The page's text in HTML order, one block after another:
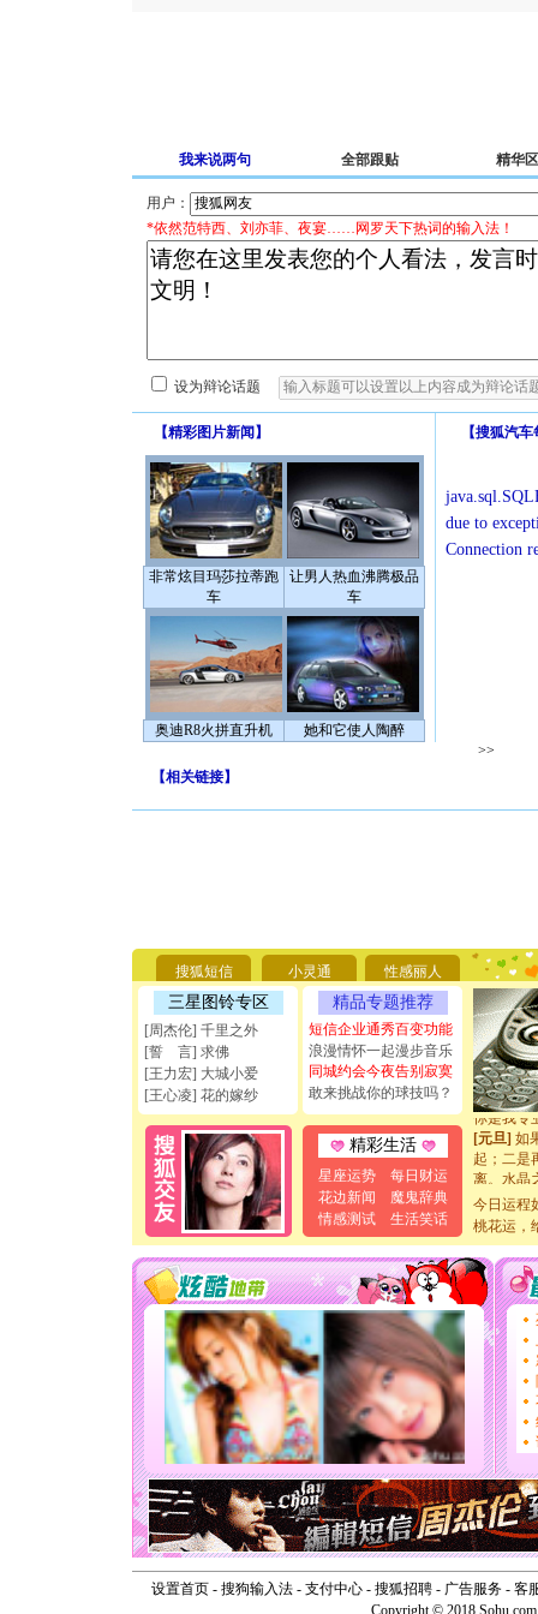
我来说两句 全部跟贴 精华区
用户：
*依然范特西、刘亦菲、夜宴……网罗天下热词的输入法！
设为辩论话题
【精彩图片新闻 】
非常炫目玛莎拉蒂跑
车
让男人热血沸腾极品
车
奥迪R8火拼直升机 她和它使人陶醉
【搜狐汽车
due to
Connection
>>
【相关链接】
搜狐短信 小灵通 性感丽人
三星图铃专区
[周杰伦] 千里之外
[誓 言] 求佛
[王力宏] 大城小爱
[王心凌] 花的嫁纱
精品专题推荐
短信企业通秀百变功能
浪漫情怀一起漫步音乐
同城约会今夜告别寂寞
敢来挑战你的球技吗？
精彩生活
星座运势
每日财运
花边新闻
魔鬼辞典
情感测试
生活笑话
[圣诞节]
能正大光
天都要快
[圣诞节]
如意,快
[元旦]看
断电。爱
你是我专
[元旦]如
起；二是
离。水晶
[元旦]当
泣，这痛
卖了。水
[春节]风
颜！冬去
道一声
[春节] 传
片叶子
送你一
[圣诞节]
你太多
要平安
[圣诞节]
能正大
天都要快
[圣诞节]
如意,快
[元旦]看
断电。爱
你是我专
[元旦]
如
今日运程
桃花运，
设置首页- 搜狗输入法- 支付中心- 搜狐招聘- 广告服务- 客
Copyright © 2018